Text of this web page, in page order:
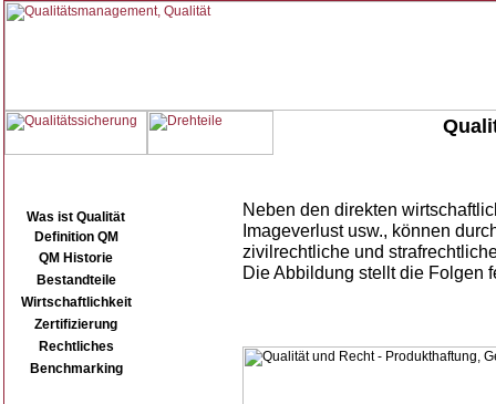
Was ist Qualität
Definition QM
QM Historie
Bestandteile
Wirtschaftlichkeit
Zertifizierung
Rechtliches
Benchmarking
Neben den direkten
Imageverlust usw., können
zivilrechtliche und
Die Abbildung stellt die Folgen